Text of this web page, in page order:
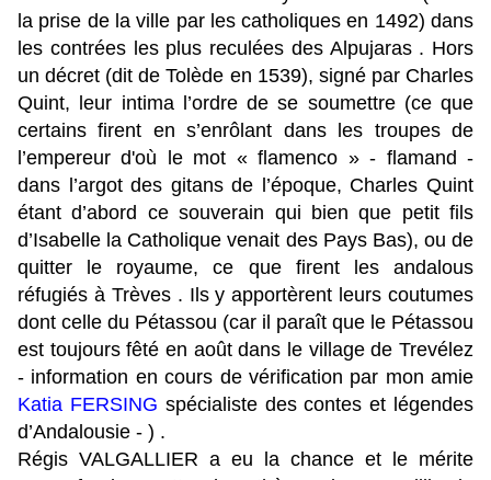
la prise de la ville par les catholiques en 1492) dans
les contrées les plus reculées des Alpujaras . Hors
un décret (dit de Tolède en 1539), signé par Charles
Quint, leur intima l’ordre de se soumettre (ce que
certains firent en s’enrôlant dans les troupes de
l’empereur d'où le mot « flamenco » - flamand -
dans l’argot des gitans de l’époque, Charles Quint
étant d’abord ce souverain qui bien que petit fils
d’Isabelle la Catholique venait des Pays Bas), ou de
quitter le royaume, ce que firent les andalous
réfugiés à Trèves . Ils y apportèrent leurs coutumes
dont celle du Pétassou (car il paraît que le Pétassou
est toujours fêté en août dans le village de Trevélez
- information en cours de vérification par mon amie
Katia FERSING spécialiste des contes et légendes
d’Andalousie - ) .
Régis VALGALLIER a eu la chance et le mérite